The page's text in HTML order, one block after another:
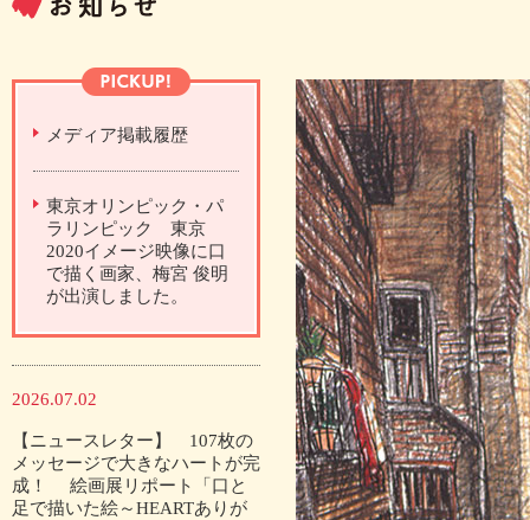
メディア掲載履歴
東京オリンピック・パ
ラリンピック 東京
2020イメージ映像に口
で描く画家、梅宮 俊明
が出演しました。
2026.07.02
【ニュースレター】 107枚の
メッセージで大きなハートが完
成！ 絵画展リポート「口と
足で描いた絵～HEARTありが